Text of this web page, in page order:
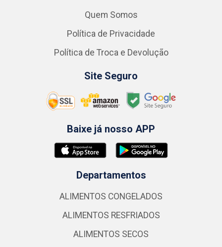
Quem Somos
Política de Privacidade
Política de Troca e Devolução
Site Seguro
Baixe já nosso APP
Departamentos
ALIMENTOS CONGELADOS
ALIMENTOS RESFRIADOS
ALIMENTOS SECOS